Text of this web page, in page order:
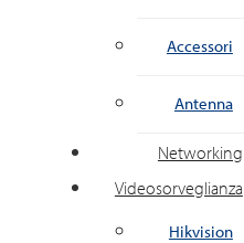
Accessori
Antenna
Networking
Videosorveglianza
Hikvision